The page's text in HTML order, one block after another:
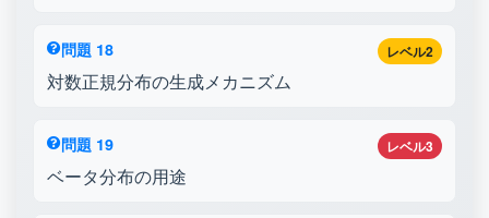
レベル2
問題 18
対数正規分布の生成メカニズム
レベル3
問題 19
ベータ分布の用途